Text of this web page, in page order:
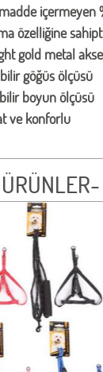
içermeyen
özelliğine
gold metal
göğüs ölçüsü
boyun ölçüsü
ve konforlu